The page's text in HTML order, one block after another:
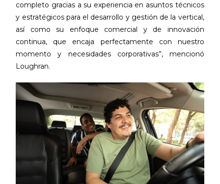
completo gracias a su experiencia en asuntos técnicos
y estratégicos para el desarrollo y gestión de la vertical,
así como su enfoque comercial y de innovación
continua, que encaja perfectamente con nuestro
momento y necesidades corporativas”, mencionó
Loughran.